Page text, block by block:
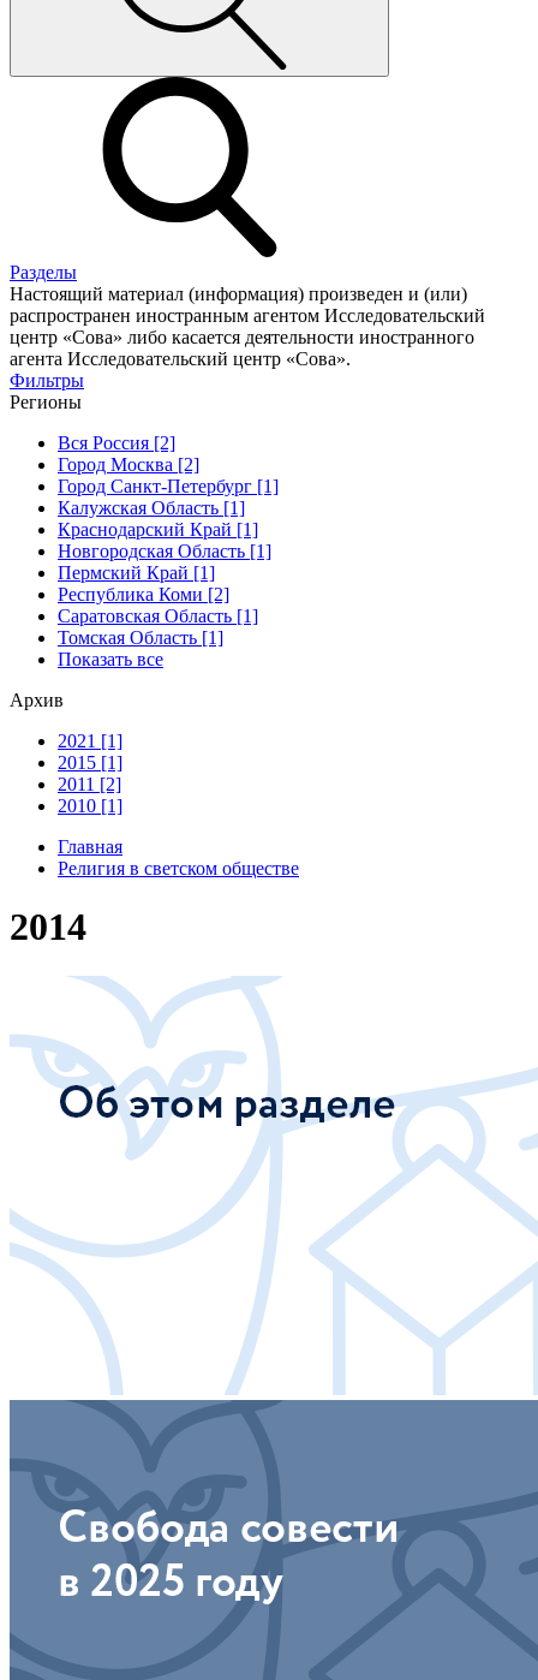
Разделы
Настоящий материал (информация) произведен и (или)
распространен иностранным агентом Исследовательский
центр «Сова» либо касается деятельности иностранного
агента Исследовательский центр «Сова».
Фильтры
Регионы
Вся Россия [2]
Город Москва [2]
Город Санкт-Петербург [1]
Калужская Область [1]
Краснодарский Край [1]
Новгородская Область [1]
Пермский Край [1]
Республика Коми [2]
Саратовская Область [1]
Томская Область [1]
Показать все
Архив
2021 [1]
2015 [1]
2011 [2]
2010 [1]
Главная
Религия в светском обществе
2014